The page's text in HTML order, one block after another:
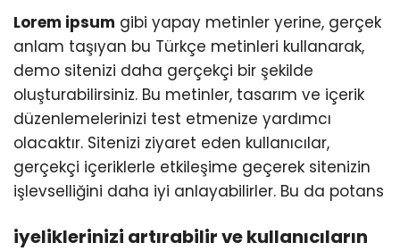
Lorem ipsum gibi yapay metinler yerine, gerçek
anlam taşıyan bu Türkçe metinleri kullanarak,
demo sitenizi daha gerçekçi bir şekilde
oluşturabilirsiniz. Bu metinler, tasarım ve içerik
düzenlemelerinizi test etmenize yardımcı
olacaktır. Sitenizi ziyaret eden kullanıcılar,
gerçekçi içeriklerle etkileşime geçerek sitenizin
işlevselliğini daha iyi anlayabilirler. Bu da potans
iyeliklerinizi artırabilir ve kullanıcıların